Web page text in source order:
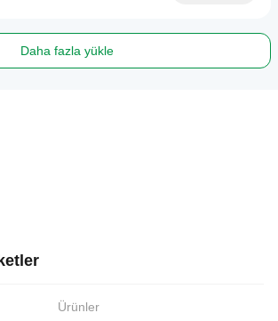
Daha fazla yükle
Ürünler